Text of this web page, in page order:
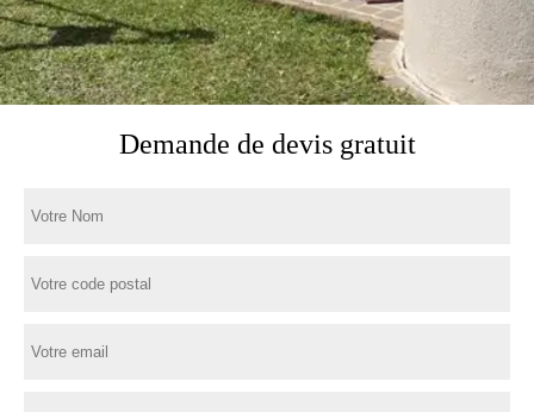
Demande de devis gratuit